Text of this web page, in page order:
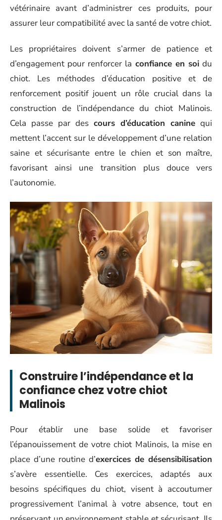
vétérinaire avant d’administrer ces produits, pour
assurer leur compatibilité avec la santé de votre chiot.
Les propriétaires doivent s’armer de patience et
d’engagement pour renforcer la confiance en soidu
chiot. Les méthodes d’éducation positive et de
renforcement positif jouent un rôle crucial dans la
construction de l’indépendance du chiot Malinois.
Cela passe par des cours d’éducation canine qui
mettent l’accent sur le développement d’une relation
saine et sécurisante entre le chien et son maître,
favorisant ainsi une transition plus douce vers
l’autonomie.
Construire l’indépendance et la
confiance chez votre chiot
Malinois
Pour établir une base solide et favoriser
l’épanouissement de votre chiot Malinois, la mise en
place d’une routine d’exercices de désensibilisation
s’avère essentielle. Ces exercices, adaptés aux
besoins spécifiques du chiot, visent à accoutumer
progressivement l’animal à votre absence, tout en